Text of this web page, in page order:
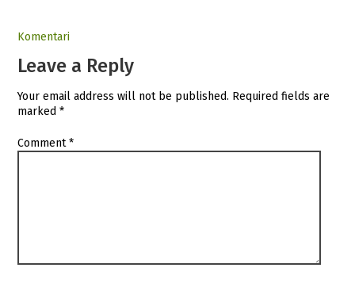
Komentari
Leave a Reply
Your email address will not be published. Required fields are
marked*
Comment*